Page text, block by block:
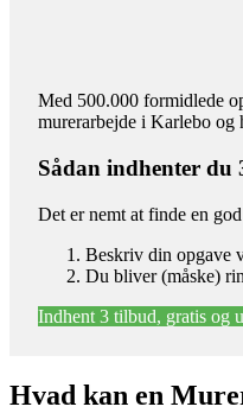
Med 500.000 formidlede
murerarbejde i Karlebo og
Sådan indhenter
Det er nemt at finde en
Beskriv din opgave
Du bliver (måske)
Indhent 3 tilbud, gratis og
Hvad kan en